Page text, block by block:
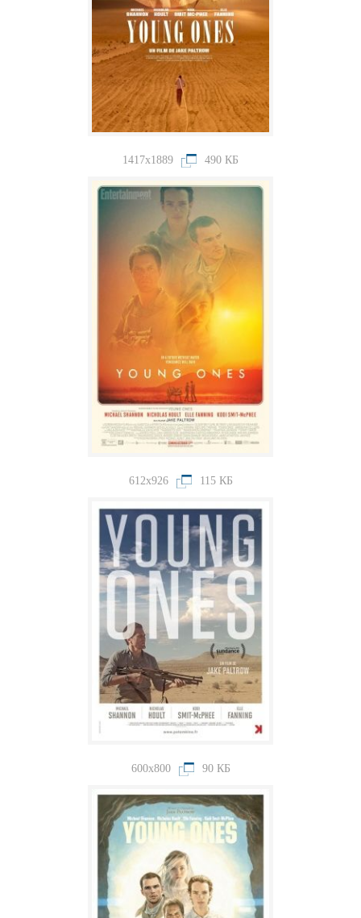
1417x1889 490 КБ
612x926 115 КБ
600x800 90 КБ